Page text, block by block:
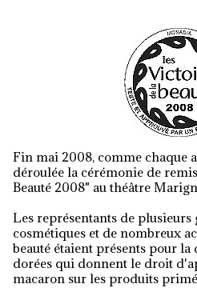
Fin mai 2008, comme chaque année depuis 6 ans, s'est
déroulée la cérémonie de
Beauté 2008" au théâtre
Les représentants de plusieurs
cosmétiques et de nombreux
beauté étaient présents pour
dorées qui donnent le droit
macaron sur les produits